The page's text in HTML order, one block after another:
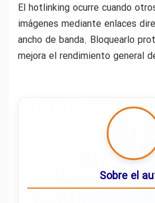
El hotlinking ocurre cuando
imágenes mediante enlaces
ancho de banda. Bloquearlo
mejora el rendimiento general
Sobre el